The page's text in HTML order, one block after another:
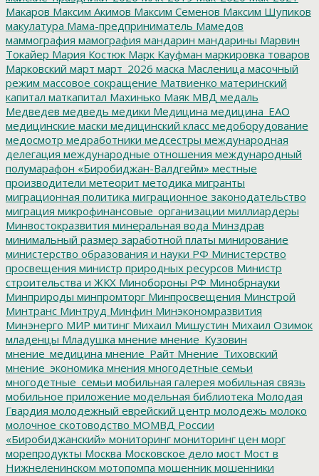
Макаров Максим Акимов Максим Семенов Максим Шупиков
макулатура Мама-предприниматель Мамедов
маммография мамография мандарин мандарины Марвин
Токайер Мария Костюк Марк Кауфман маркировка товаров
Марковский март март_2026 маска Масленица масочный
режим массовое сокращение Матвиенко материнский
капитал маткапитал Махинько Маяк МВД медаль
Медведев медведь медики Медицина медицина_ЕАО
медицинские маски медицинский класс медоборудование
медосмотр медработники медсестры международная
делегация международные отношения международный
полумарафон «Биробиджан-Валдгейм» местные
производители метеорит методика мигранты
миграционная политика миграционное законодательство
миграция микрофинансовые_организации миллиардеры
Минвостокразвития минеральная вода Минздрав
минимальный размер заработной платы минирование
министерство образования и науки РФ Министерство
просвещения министр природных ресурсов Министр
строительства и ЖКХ Минобороны РФ Минобрнауки
Минприроды минпромторг Минпросвещения Минстрой
Минтранс Минтруд Минфин Минэкономразвития
Минэнерго МИР митинг Михаил Мишустин Михаил Озимок
младенцы Младушка мнение мнение_Кузовин
мнение_медицина мнение_Райт Мнение_Тиховский
мнение_экономика мнения многодетные семьи
многодетные_семьи мобильная галерея мобильная связь
мобильное приложение модельная библиотека Молодая
Гвардия молодежный еврейский центр молодежь молоко
молочное скотоводство МОМВД России
«Биробиджанский» мониторинг мониторинг цен морг
морепродукты Москва Московское дело мост Мост в
Нижнеленинском мотопомпа мошенник мошенники